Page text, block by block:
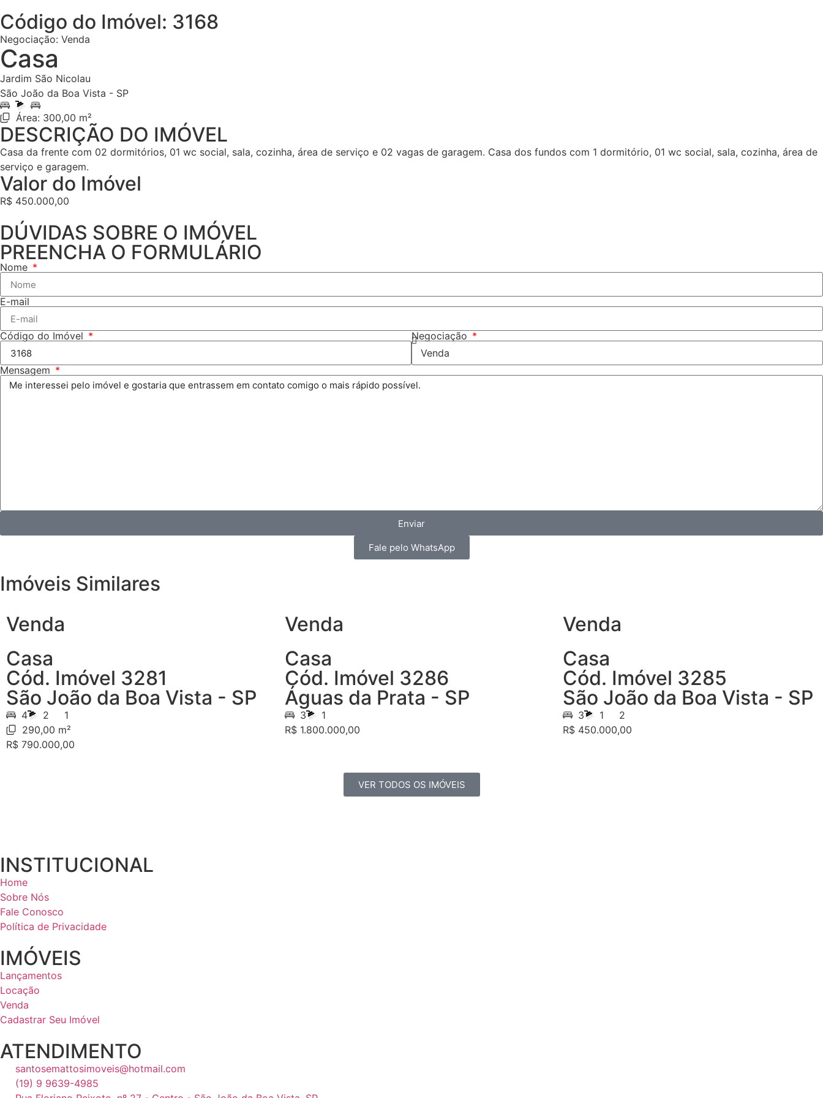
Código do Imóvel: 3168
Negociação: Venda
Casa
Jardim São Nicolau
São João da Boa Vista - SP
Área: 300,00 m²
DESCRIÇÃO DO IMÓVEL
Casa da frente com 02 dormitórios, 01 wc social, sala, cozinha, área de serviço e 02 vagas de garagem. Casa dos fundos com 1 dormitório, 01 wc social, sala, cozinha, área de
serviço e garagem.
Valor do Imóvel
R$ 450.000,00
DÚVIDAS SOBRE O IMÓVEL
PREENCHA O FORMULÁRIO
Nome
E-mail
Código do Imóvel Negociação
Mensagem
Enviar
Fale pelo WhatsApp
Imóveis Similares
Venda
Casa
Cód. Imóvel 3281
São João da Boa Vista - SP
4 2
1
290,00 m²
R$ 790.000,00
Venda
Casa
Cód. Imóvel 3286
Águas da Prata - SP
3
1
R$ 1.800.000,00
Venda
Casa
Cód. Imóvel 3285
São João da Boa Vista - SP
3 1
2
R$ 450.000,00
VER TODOS OS IMÓVEIS
INSTITUCIONAL
Home
Sobre Nós
Fale Conosco
Política de Privacidade
IMÓVEIS
Lançamentos
Locação
Venda
Cadastrar Seu Imóvel
ATENDIMENTO
santosemattosimoveis@hotmail.com
(19) 9 9639-4985